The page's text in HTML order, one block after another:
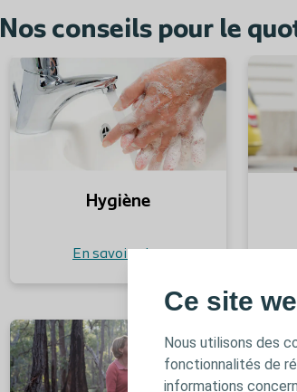
Ce site
Nous utilisons des
fonctionnalités de
informations
Nos conseils pour le
Hygiène
En savoir plus